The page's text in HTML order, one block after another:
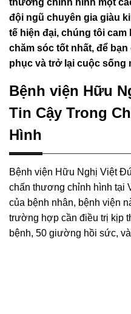
thương chỉnh hình một
đội ngũ chuyên gia giàu
tế hiện đại, chúng tôi
chăm sóc tốt nhất, để
phục và trở lại cuộc sống
Bệnh viện Hữu
Tin Cậy Trong
Hình
Bệnh viện Hữu Nghị Việt
chấn thương chỉnh hình tại
của bệnh nhân, bệnh viện
trường hợp cần điều trị kịp
bệnh, 50 giường hồi sức,